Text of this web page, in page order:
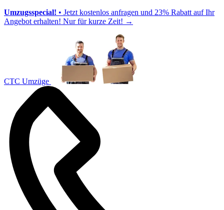
Umzugsspecial! • Jetzt kostenlos anfragen und 23% Rabatt auf Ihr
Angebot erhalten! Nur für kurze Zeit! →
CTC Umzüge